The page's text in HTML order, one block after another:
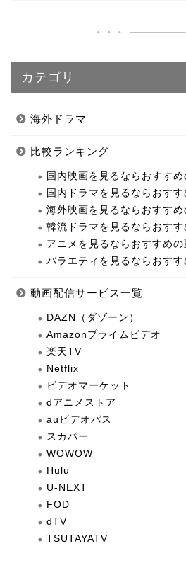
カテゴリ
海外ドラマ
比較ランキング
国内映画を見るならおすす
国内ドラマを見るならおす
海外映画を見るならおすす
韓流ドラマを見るならおす
アニメを見るならおすすめ
バラエティを見るならおす
動画配信サービス一覧
DAZN（ダゾーン）
Amazonプライムビデオ
楽天TV
Netflix
ビデオマーケット
dアニメストア
auビデオパス
スカパー
WOWOW
Hulu
U-NEXT
FOD
dTV
TSUTAYATV